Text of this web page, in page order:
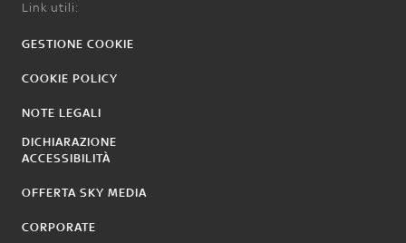
Link utili:
GESTIONE COOKIE
COOKIE POLICY
NOTE LEGALI
DICHIARAZIONE
ACCESSIBILITÀ
OFFERTA SKY MEDIA
CORPORATE